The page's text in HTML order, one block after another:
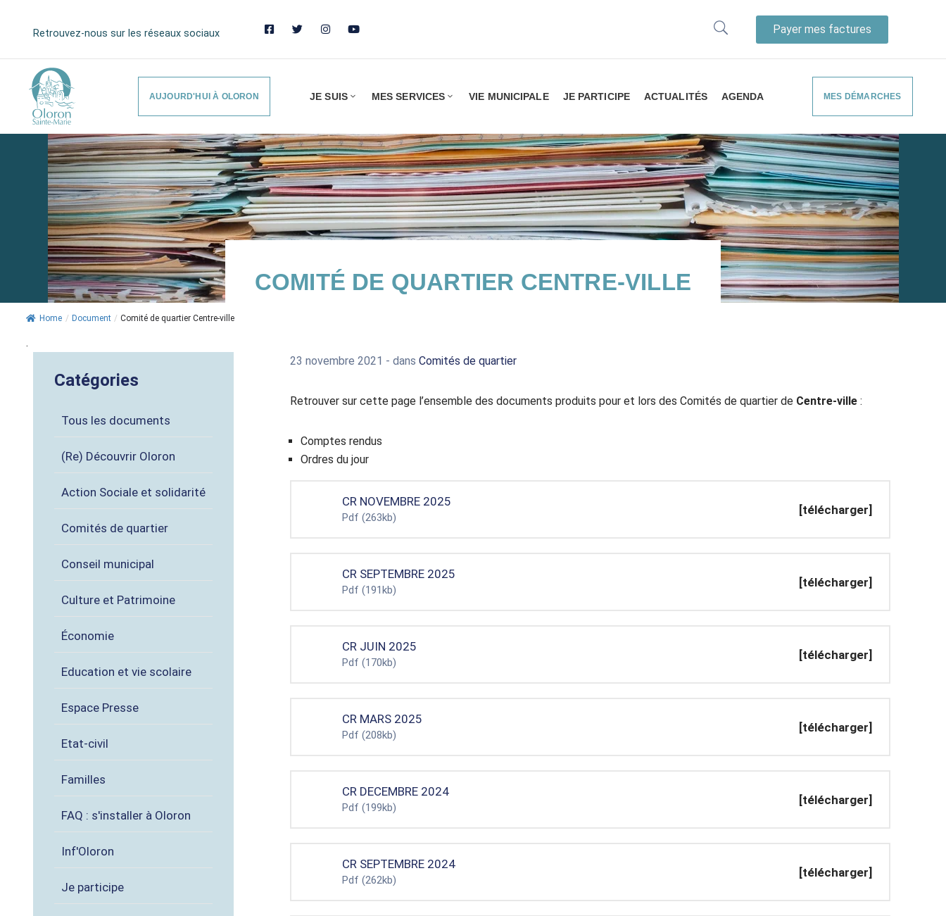
Retrouvez-nous sur les réseaux sociaux Payer mes factures
AUJOURD'HUI À OLORON JE SUIS MES SERVICES VIE MUNICIPALE JE PARTICIPE ACTUALITÉS AGENDA MES DÉMARCHES
COMITÉ DE QUARTIER CENTRE-VILLE
Home / Document / Comité de quartier Centre-ville
.
Catégories
Tous les documents
(Re) Découvrir Oloron
Action Sociale et solidarité
Comités de quartier
Conseil municipal
Culture et Patrimoine
Économie
Education et vie scolaire
Espace Presse
Etat-civil
Familles
FAQ : s'installer à Oloron
Inf'Oloron
Je participe
23 novembre 2021 - dans Comités de quartier
Retrouver sur cette page l’ensemble des documents produits pour et lors des Comités de quartier de Centre-ville :
Comptes rendus
Ordres du jour
CR NOVEMBRE 2025
Pdf (263kb)
[télécharger]
CR SEPTEMBRE 2025
Pdf (191kb)
[télécharger]
CR JUIN 2025
Pdf (170kb)
[télécharger]
CR MARS 2025
Pdf (208kb)
[télécharger]
CR DECEMBRE 2024
Pdf (199kb)
[télécharger]
CR SEPTEMBRE 2024
Pdf (262kb)
[télécharger]